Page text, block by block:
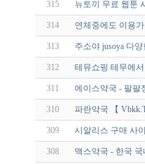
315 뉴토끼 무료 웹툰
314 연체중에도 이용
313 주소야 jusoya 다
312 테뮤쇼핑 테무에
311 에이스약국 - 팔팔
310 파란약국 【
309 시­알리스 구매 사
308 맥스약국 - 한국